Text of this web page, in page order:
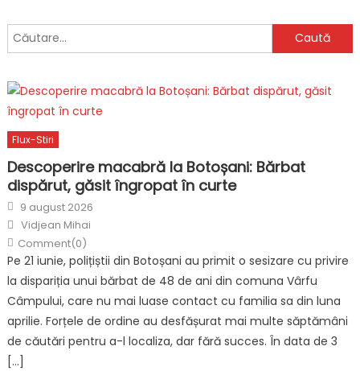
Caută
după:
Flux-Stiri
Descoperire macabră la Botoșani: Bărbat
dispărut, găsit îngropat în curte
Posted
on
9 august 2026
Author
Vidjean Mihai
Comment(0)
Pe 21 iunie, polițiștii din Botoșani au primit o sesizare cu privire
la dispariția unui bărbat de 48 de ani din comuna Vârfu
Câmpului, care nu mai luase contact cu familia sa din luna
aprilie. Forțele de ordine au desfășurat mai multe săptămâni
de căutări pentru a-l localiza, dar fără succes. În data de 3
[…]